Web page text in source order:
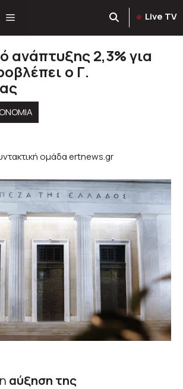
Live TV
ανάπτυξης 2,3% για
ο Γ.
ομάδα ertnews.gr
αύξηση της